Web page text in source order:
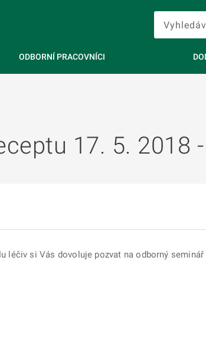
ODBORNÍ PRACOVNÍCI
17. 5. 2018
si Vás dovoluje pozvat na odborný seminář